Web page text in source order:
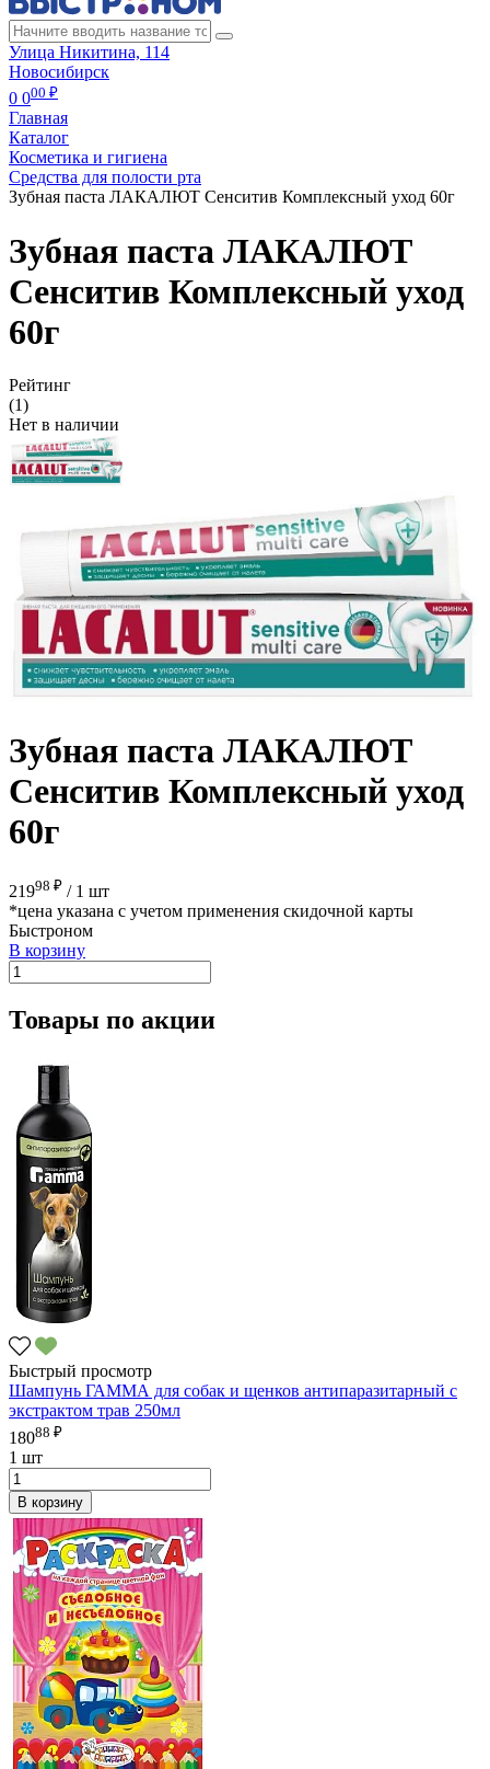
Улица Никитина, 114
Новосибирск
0 000 ₽
Главная
Каталог
Косметика и гигиена
Средства для полости рта
Зубная паста ЛАКАЛЮТ Сенситив Комплексный уход 60г
Зубная паста ЛАКАЛЮТ
Сенситив Комплексный уход
60г
Рейтинг
(1)
Нет в наличии
Зубная паста ЛАКАЛЮТ
Сенситив Комплексный уход
60г
21998 ₽ / 1 шт
*цена указана с учетом применения скидочной карты
Быстроном
В корзину
Товары по акции
Быстрый просмотр
Шампунь ГАММА для собак и щенков антипаразитарный с
экстрактом трав 250мл
18088 ₽
1 шт
В корзину